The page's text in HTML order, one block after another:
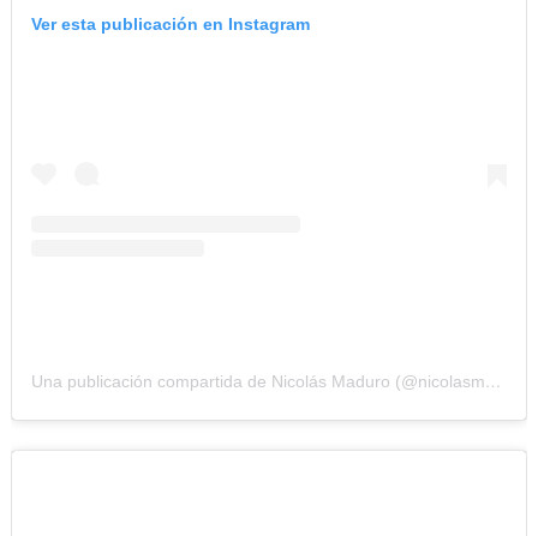
Ver esta publicación en Instagram
Una publicación compartida de Nicolás Maduro (@nicolasmaduro)